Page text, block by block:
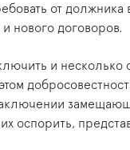
от должника
нового договоров.
и несколько
оспорить,